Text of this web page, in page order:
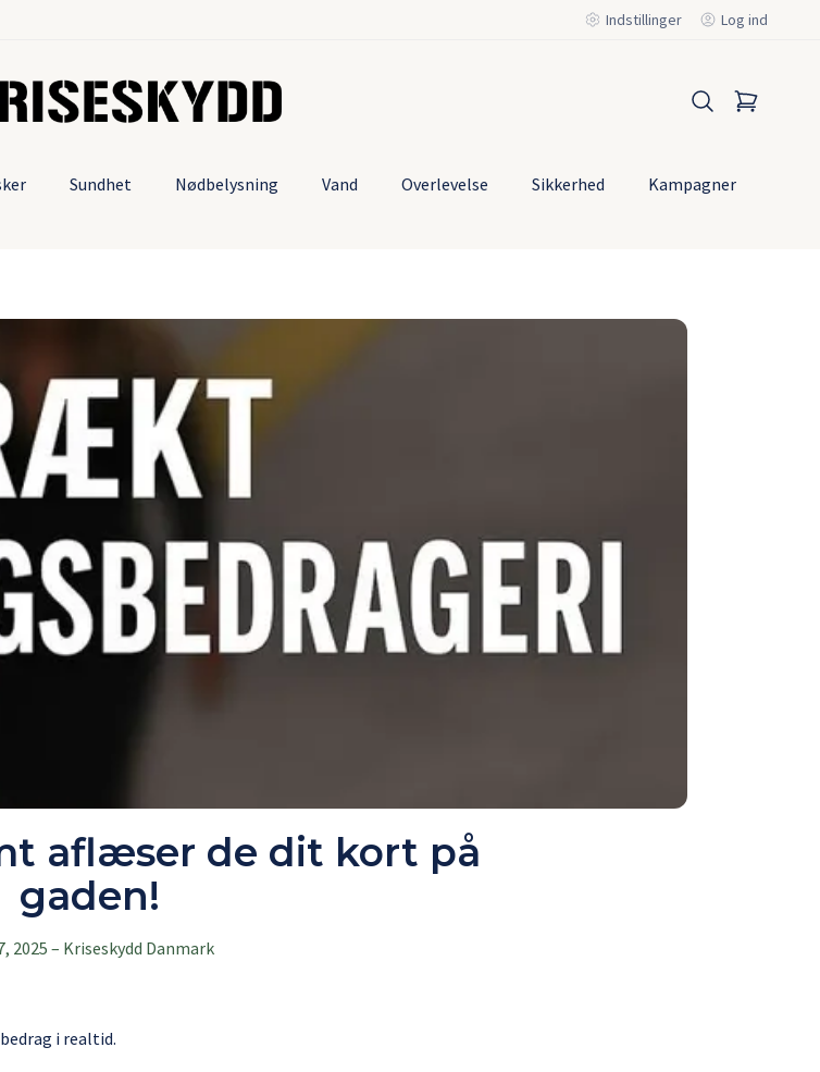
Indstillinger Log ind
Sundhet Nødbelysning Vand Overlevelse Sikkerhed Kampagner
aflæser de dit kort på
gaden!
2025– Kriseskydd Danmark
i realtid.